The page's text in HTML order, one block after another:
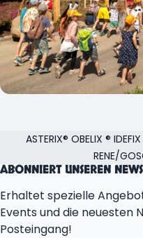
ASTERIX® OBELIX ®
RENE/
ABONNIERT UNSEREN
Erhaltet spezielle
Events und die neuesten
Posteingang!